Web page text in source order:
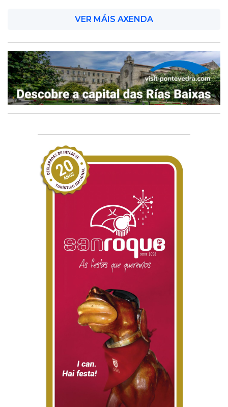
VER MÁIS AXENDA